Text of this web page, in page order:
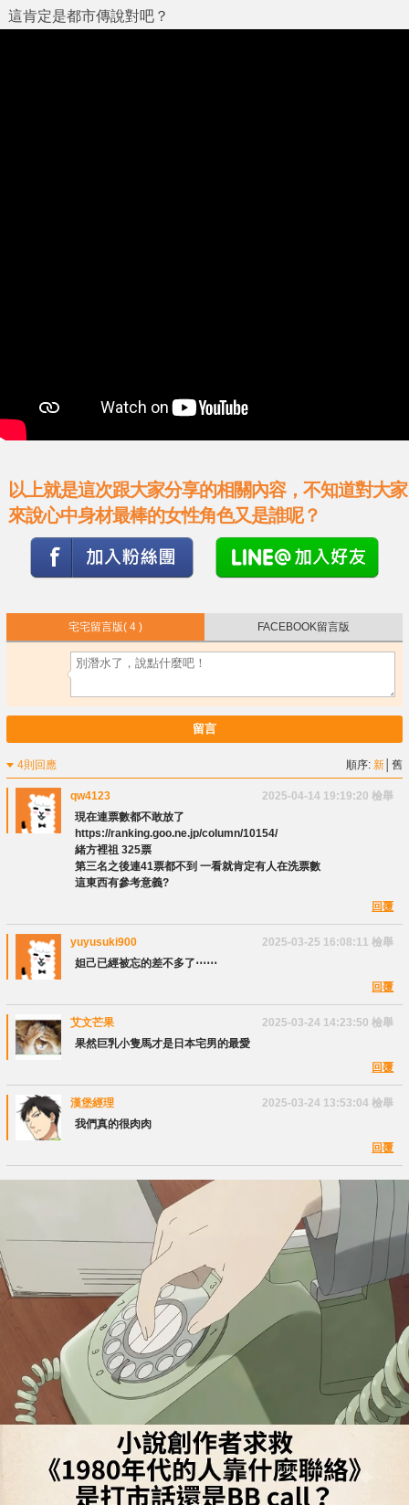
這肯定是都市傳說對吧？
以上就是這次跟大家分享的相關內容，不知道對大家
來說心中身材最棒的女性角色又是誰呢？
宅宅留言版( 4 ) FACEBOOK留言版
留言
4則回應 順序:新 │舊
qw4123 2025-04-14 19:19:20 檢舉
現在連票數都不敢放了
https://ranking.goo.ne.jp/column/10154/
緒方裡祖 325票
第三名之後連41票都不到 一看就肯定有人在洗票數
這東西有參考意義?
回覆
yuyusuki900 2025-03-25 16:08:11 檢舉
妲己已經被忘的差不多了⋯⋯
回覆
艾文芒果 2025-03-24 14:23:50 檢舉
果然巨乳小隻馬才是日本宅男的最愛
回覆
漢堡經理 2025-03-24 13:53:04 檢舉
我們真的很肉肉
回覆